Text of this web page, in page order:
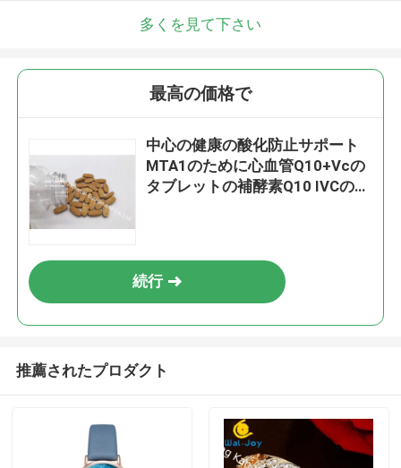
多くを見て下さい
最高の価格で
中心の健康の酸化防止サポート
MTA1のために心血管Q10+Vcの
タブレットの補酵素Q10 IVCの補
続行
推薦されたプロダクト